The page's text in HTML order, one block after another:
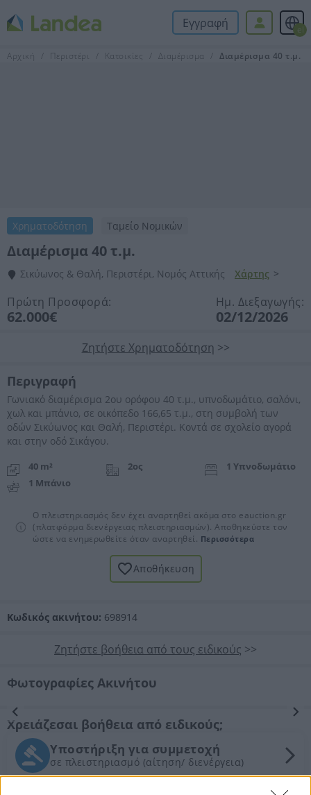
Εγγραφή el
Αρχική Περιστέρι Κατοικίες Διαμέρισμα Διαμέρισμα 40 τ.μ.
Χρηματοδότηση Ταμείο Νομικών
Διαμέρισμα 40 τ.μ.
Σικύωνος & Θαλή, Περιστέρι, Νομός Αττικής Χάρτης >
Πρώτη Προσφορά:
62.000€
Ημ. Διεξαγωγής:
02/12/2026
Ζητήστε Χρηματοδότηση >>
Περιγραφή
Γωνιακό διαμέρισμα 2ου ορόφου 40 τ.μ., υπνοδωμάτιο, σαλόνι,
χωλ και μπάνιο, σε οικόπεδο 166,65 τ.μ., στη συμβολή των
οδών Σικύωνος και Θαλή, Περιστέρι. Κοντά σε σχολείο αγορά
και στην οδό Σικάγου.
40 m² 2ος
1 Υπνοδωμάτιο
1 Μπάνιο
Ο πλειστηριασμός δεν έχει αναρτηθεί ακόμα στο eauction.gr
(πλατφόρμα διενέργειας πλειστηριασμών). Αποθηκεύστε τον
ώστε να ενημερωθείτε όταν αναρτηθεί. Περισσότερα
Αποθήκευση
Κωδικός ακινήτου: 698914
Ζητήστε βοήθεια από τους ειδικούς >>
Φωτογραφίες Ακινήτου
Προηγούμενη
Επόμενη
Χρειάζεσαι βοήθεια από ειδικούς;
Υποστήριξη για συμμετοχή
σε πλειστηριασμό (αίτηση/ διενέργεια)